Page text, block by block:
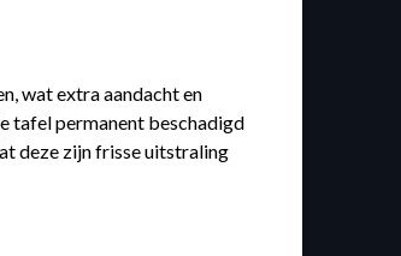
wat extra aandacht en
tafel permanent beschadigd
deze zijn frisse uitstraling